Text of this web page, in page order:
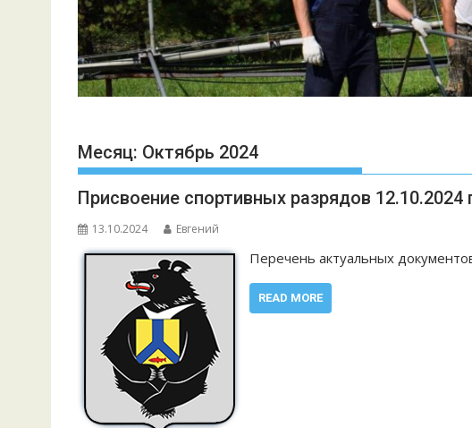
Месяц: Октябрь 2024
Присвоение спортивных разрядов 12.10.2024
13.10.2024 Евгений
Перечень актуальных
READ MORE